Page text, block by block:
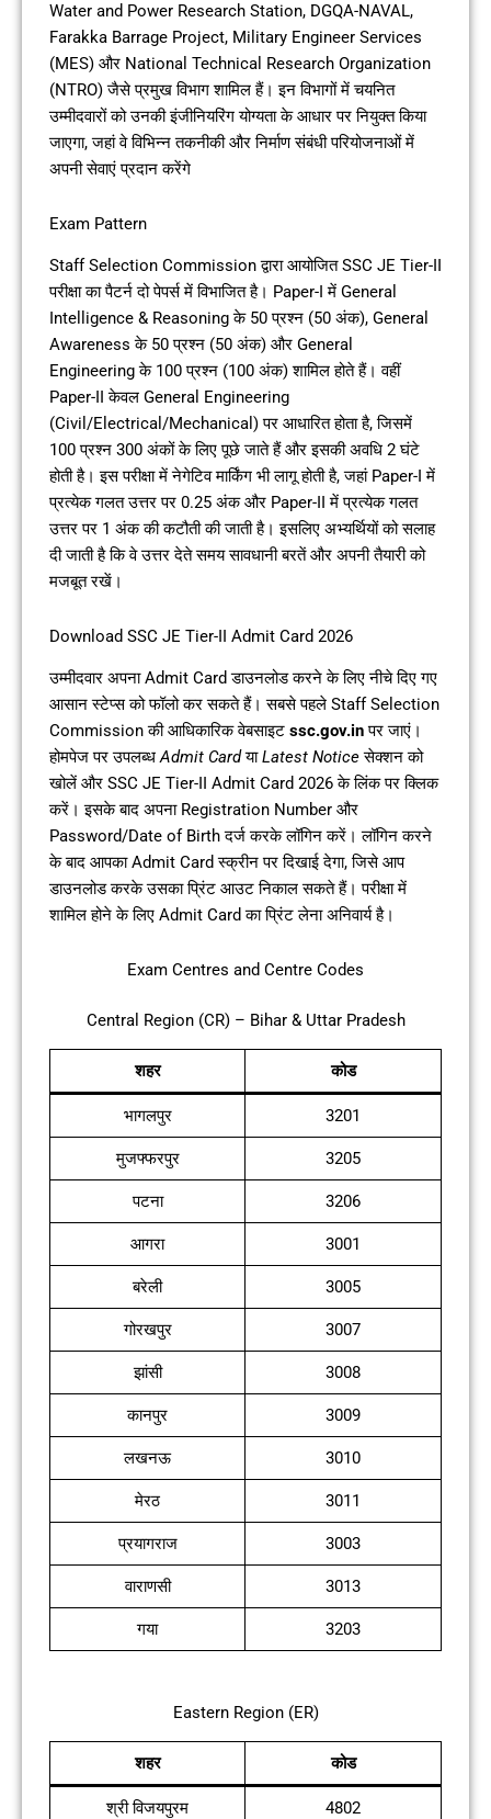
Water and Power Research Station, DGQA-NAVAL,
Farakka Barrage Project, Military Engineer Services
(MES) और National Technical Research Organization
(NTRO) जैसे प्रमुख विभाग शामिल हैं। इन विभागों में चयनित
उम्मीदवारों को उनकी इंजीनियरिंग योग्यता के आधार पर नियुक्त किया
जाएगा, जहां वे विभिन्न तकनीकी और निर्माण संबंधी परियोजनाओं में
अपनी सेवाएं प्रदान करेंगे
Exam Pattern
Staff Selection Commission द्वारा आयोजित SSC JE Tier-II
परीक्षा का पैटर्न दो पेपर्स में विभाजित है। Paper-I में General
Intelligence & Reasoning के 50 प्रश्न (50 अंक), General
Awareness के 50 प्रश्न (50 अंक) और General
Engineering के 100 प्रश्न (100 अंक) शामिल होते हैं। वहीं
Paper-II केवल General Engineering
(Civil/Electrical/Mechanical) पर आधारित होता है, जिसमें
100 प्रश्न 300 अंकों के लिए पूछे जाते हैं और इसकी अवधि 2 घंटे
होती है। इस परीक्षा में नेगेटिव मार्किंग भी लागू होती है, जहां Paper-I में
प्रत्येक गलत उत्तर पर 0.25 अंक और Paper-II में प्रत्येक गलत
उत्तर पर 1 अंक की कटौती की जाती है। इसलिए अभ्यर्थियों को सलाह
दी जाती है कि वे उत्तर देते समय सावधानी बरतें और अपनी तैयारी को
मजबूत रखें।
Download SSC JE Tier-II Admit Card 2026
उम्मीदवार अपना Admit Card डाउनलोड करने के लिए नीचे दिए गए
आसान स्टेप्स को फॉलो कर सकते हैं। सबसे पहले Staff Selection
Commission की आधिकारिक वेबसाइट ssc.gov.inपर जाएं।
होमपेज पर उपलब्धAdmit CardयाLatest Noticeसेक्शन को
खोलें और SSC JE Tier-II Admit Card 2026 के लिंक पर क्लिक
करें। इसके बाद अपना Registration Number और
Password/Date of Birth दर्ज करके लॉगिन करें। लॉगिन करने
के बाद आपका Admit Card स्क्रीन पर दिखाई देगा, जिसे आप
डाउनलोड करके उसका प्रिंट आउट निकाल सकते हैं। परीक्षा में
शामिल होने के लिए Admit Card का प्रिंट लेना अनिवार्य है।
Exam Centres and Centre Codes
Central Region (CR) – Bihar & Uttar Pradesh
शहर कोड
भागलपुर 3201
मुजफ्फरपुर 3205
पटना 3206
आगरा 3001
बरेली 3005
गोरखपुर 3007
झांसी 3008
कानपुर 3009
लखनऊ 3010
मेरठ 3011
प्रयागराज 3003
वाराणसी 3013
गया 3203
Eastern Region (ER)
शहर कोड
श्री विजयपुरम 4802